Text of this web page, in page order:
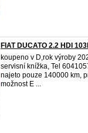
FIAT DUCATO 2.2 HDI
koupeno v D,​rok výroby
servisní knížka,​ Tel
najeto pouze 140000 km,​
možnost E ...